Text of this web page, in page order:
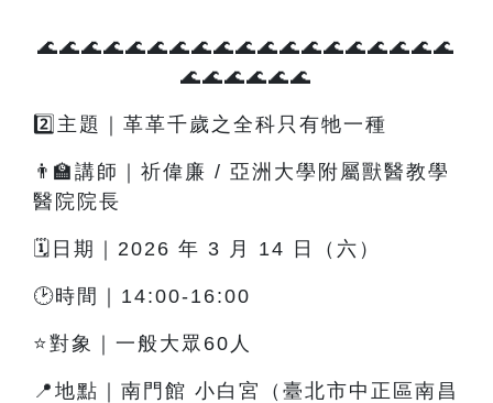
🌊🌊🌊🌊🌊🌊🌊🌊🌊🌊🌊🌊🌊🌊🌊🌊🌊🌊🌊
🌊🌊🌊🌊🌊🌊
2️⃣主題｜革革千歲之全科只有牠一種
👨‍🏫講師｜祈偉廉 / 亞洲大學附屬獸醫教學
醫院院長
🗓️日期｜2026 年 3 月 14 日（六）
🕑時間｜14:00-16:00
⭐對象｜一般大眾60人
📍地點｜南門館 小白宮（臺北市中正區南昌